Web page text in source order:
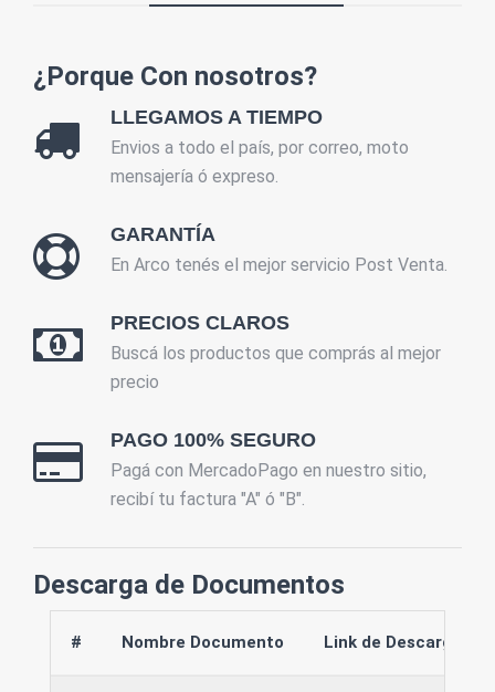
¿Porque Con nosotros?
LLEGAMOS A TIEMPO
Envios a todo el país, por correo, moto
mensajería ó expreso.
GARANTÍA
En Arco tenés el mejor servicio Post Venta.
PRECIOS CLAROS
Buscá los productos que comprás al mejor
precio
PAGO 100% SEGURO
Pagá con MercadoPago en nuestro sitio,
recibí tu factura "A" ó "B".
Descarga de Documentos
# Nombre Documento Link de Descarga